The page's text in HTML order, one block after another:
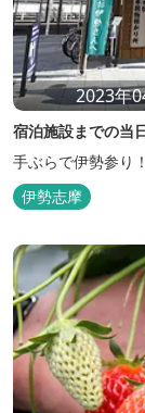
2023年
宿泊施設までの当
手ぶらで伊勢参り
伊勢志摩